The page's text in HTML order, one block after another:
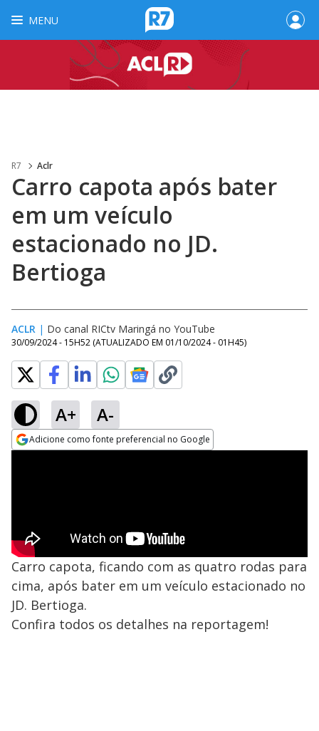
MENU
R7 Aclr
Carro capota após bater
em um veículo
estacionado no JD.
Bertioga
ACLR | Do canal RICtv Maringá no YouTube
30/09/2024 - 15H52 (ATUALIZADO EM 01/10/2024 - 01H45)
A+ A-
Adicione como fonte preferencial no Google
Carro capota, ficando com as quatro rodas para
cima, após bater em um veículo estacionado no
JD. Bertioga.
Confira todos os detalhes na reportagem!